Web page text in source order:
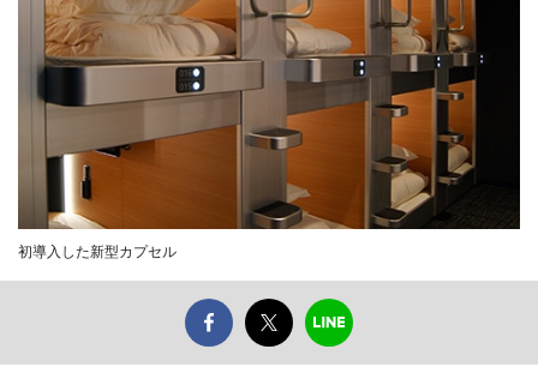
初導入した新型カプセル